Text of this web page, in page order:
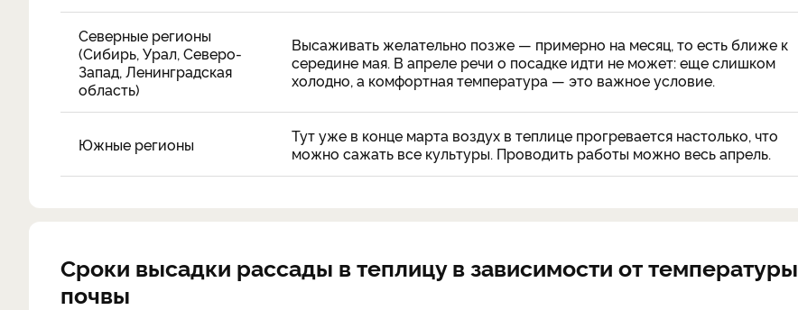
Северные регионы
(Сибирь, Урал, Северо-
Запад, Ленинградская
область)
Высаживать желательно позже — примерно на месяц, то есть ближе к
середине мая. В апреле речи о посадке идти не может: еще слишком
холодно, а комфортная температура — это важное условие.
Южные регионы
Тут уже в конце марта воздух в теплице прогревается настолько, что
можно сажать все культуры. Проводить работы можно весь апрель.
Сроки высадки рассады в теплицу в зависимости от температуры
почвы